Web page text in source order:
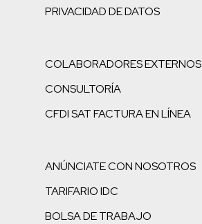
PRIVACIDAD DE DATOS
COLABORADORES EXTERNOS
CONSULTORÍA
CFDI SAT FACTURA EN LÍNEA
ANÚNCIATE CON NOSOTROS
TARIFARIO IDC
BOLSA DE TRABAJO